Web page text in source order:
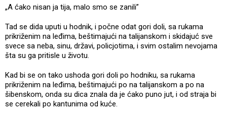
„A ćako nisan ja tija, malo smo se zanili”
Tad se dida uputi u hodnik, i počne odat gori doli, sa rukama
prikriženim na leđima, beštimajući na talijanskom i skidajuć sve
svece sa neba, sinu, državi, policjotima, i svim ostalim nevojama
šta su ga pritisle u životu.
Kad bi se on tako ushoda gori doli po hodniku, sa rukama
prikriženim na leđima, beštimajući po na talijanskom a po na
šibenskom, onda su dica znala da je ćako puno jut, i od straja bi
se cerekali po kantunima od kuće.